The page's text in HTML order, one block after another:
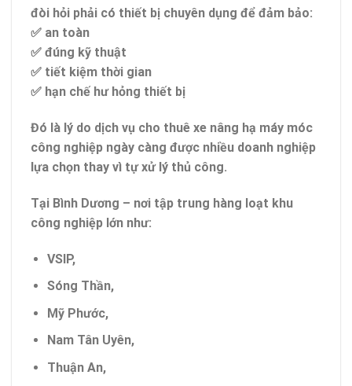
đòi hỏi phải có thiết bị chuyên dụng để đảm bảo:
✅ an toàn
✅ đúng kỹ thuật
✅ tiết kiệm thời gian
✅ hạn chế hư hỏng thiết bị
Đó là lý do dịch vụ cho thuê xe nâng hạ máy móc
công nghiệp ngày càng được nhiều doanh nghiệp
lựa chọn thay vì tự xử lý thủ công.
Tại Bình Dương – nơi tập trung hàng loạt khu
công nghiệp lớn như:
VSIP,
Sóng Thần,
Mỹ Phước,
Nam Tân Uyên,
Thuận An,